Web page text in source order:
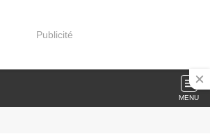
Publicité
MENU